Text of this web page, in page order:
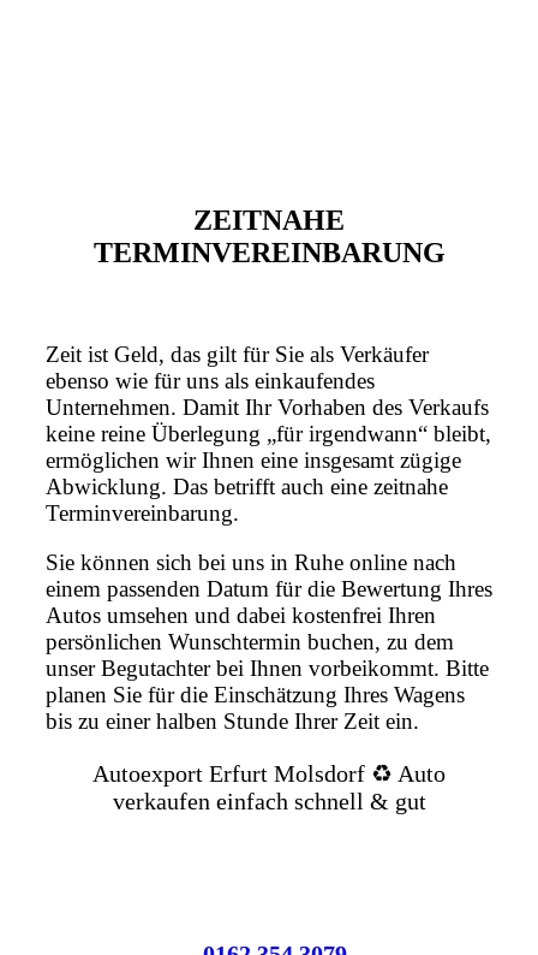
ZEITNAHE
TERMINVEREINBARUNG
Zeit ist Geld, das gilt für Sie als Verkäufer
ebenso wie für uns als einkaufendes
Unternehmen. Damit Ihr Vorhaben des Verkaufs
keine reine Überlegung „für irgendwann“ bleibt,
ermöglichen wir Ihnen eine insgesamt zügige
Abwicklung. Das betrifft auch eine zeitnahe
Terminvereinbarung.
Sie können sich bei uns in Ruhe online nach
einem passenden Datum für die Bewertung Ihres
Autos umsehen und dabei kostenfrei Ihren
persönlichen Wunschtermin buchen, zu dem
unser Begutachter bei Ihnen vorbeikommt. Bitte
planen Sie für die Einschätzung Ihres Wagens
bis zu einer halben Stunde Ihrer Zeit ein.
Autoexport Erfurt Molsdorf ♻️ Auto
verkaufen einfach schnell & gut